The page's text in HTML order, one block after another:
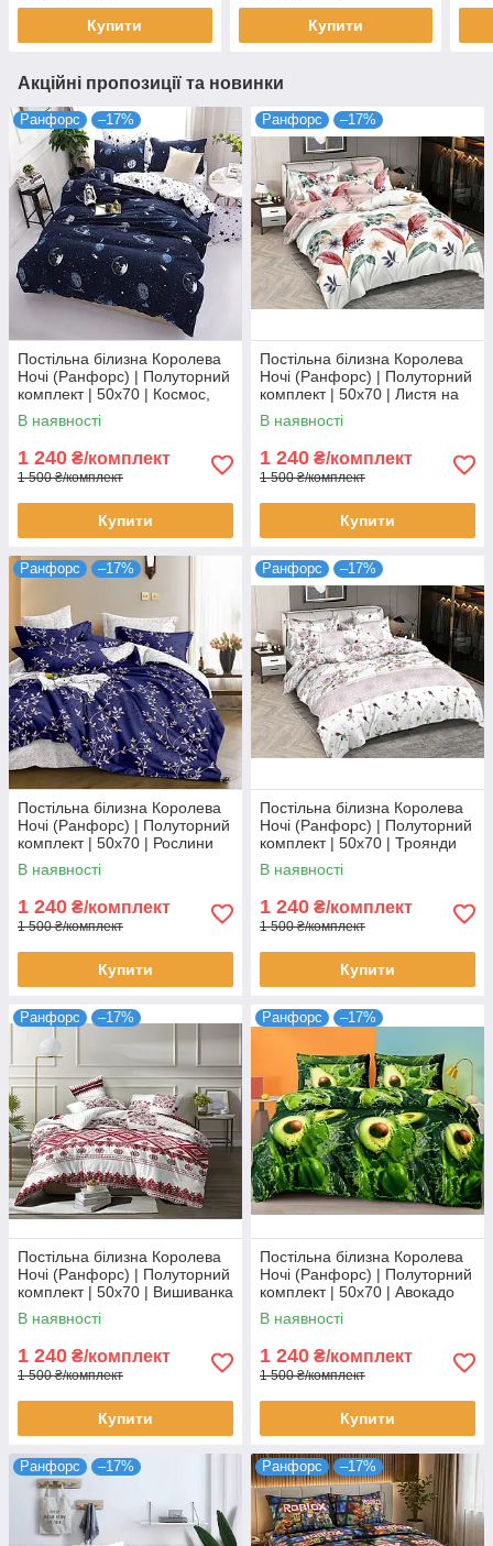
Купити Купити
Акційні пропозиції та новинки
Ранфорс –17%
Постільна білизна Королева
Ночі (Ранфорс) | Полуторний
комплект | 50х70 | Космос,
планети, зірки на темно-
синьому
В наявності
1 240 ₴/комплект
1 500 ₴/комплект
Купити
Ранфорс –17%
Постільна білизна Королева
Ночі (Ранфорс) | Полуторний
комплект | 50х70 | Листя на
світлому та рожевому
В наявності
1 240 ₴/комплект
1 500 ₴/комплект
Купити
Ранфорс –17%
Постільна білизна Королева
Ночі (Ранфорс) | Полуторний
комплект | 50х70 | Рослини
на синьому
В наявності
1 240 ₴/комплект
1 500 ₴/комплект
Купити
Ранфорс –17%
Постільна білизна Королева
Ночі (Ранфорс) | Полуторний
комплект | 50х70 | Троянди
та орнамент на білому
В наявності
1 240 ₴/комплект
1 500 ₴/комплект
Купити
Ранфорс –17%
Постільна білизна Королева
Ночі (Ранфорс) | Полуторний
комплект | 50х70 | Вишиванка
В наявності
1 240 ₴/комплект
1 500 ₴/комплект
Купити
Ранфорс –17%
Постільна білизна Королева
Ночі (Ранфорс) | Полуторний
комплект | 50х70 | Авокадо
на зеленому
В наявності
1 240 ₴/комплект
1 500 ₴/комплект
Купити
Ранфорс –17% Ранфорс –17%